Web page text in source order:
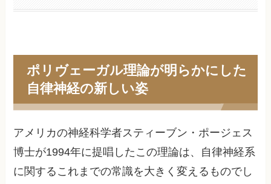
ポリヴェーガル理論が明らかにした
自律神経の新しい姿
アメリカの神経科学者スティーブン・ポージェス
博士が1994年に提唱したこの理論は、自律神経系
に関するこれまでの常識を大きく変えるものでし